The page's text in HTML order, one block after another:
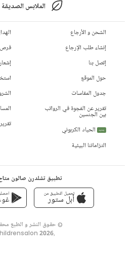
الملابس الصديقة
الشحن و الأرجاع
إنشاء طلب الإرجاع
إتصل بنا
حول الموقع
جدول المقاسات
تقرير عن الفجوة في الرواتب
بين الجنسين
جديد
الحياد الكربوني
التزاماتنا البيئية
فرص
تطبيق تشلدرن صالون
تحميل التطبيق من
أبل ستور
© حقوق النشر و الطبع
,
2026